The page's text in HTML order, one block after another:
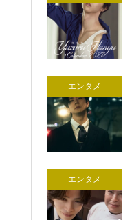
エンタメ
エンタメ